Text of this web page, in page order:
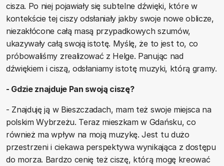
cisza. Po niej pojawiały się subtelne dźwięki, które w
kontekście tej ciszy odsłaniały jakby swoje nowe oblicze,
niezakłócone całą masą przypadkowych szumów,
ukazywały całą swoją istotę. Myślę, że to jest to, co
próbowaliśmy zrealizować z Helge. Panując nad
dźwiękiem i ciszą, odsłaniamy istotę muzyki, którą gramy.
- Gdzie znajduje Pan swoją ciszę?
- Znajduję ją w Bieszczadach, mam też swoje miejsca na
polskim Wybrzeżu. Teraz mieszkam w Gdańsku, co
również ma wpływ na moją muzykę. Jest tu dużo
przestrzeni i ciekawa perspektywa wynikająca z dostępu
do morza. Bardzo cenię też ciszę, którą mogę kreować